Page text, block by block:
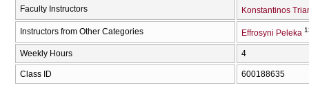
Faculty Instructors Konstantinos
Instructors from Other Categories Effrosyni Peleka
Weekly Hours 4
Class ID 600188635